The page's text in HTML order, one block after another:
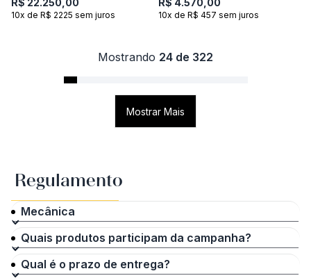
R$ 22.250,00
10x de R$ 2225 sem juros
R$ 4.570,00
10x de R$ 457 sem juros
Mostrando 24 de 322
Mostrar Mais
Regulamento
Mecânica
Quais produtos participam da campanha?
Qual é o prazo de entrega?